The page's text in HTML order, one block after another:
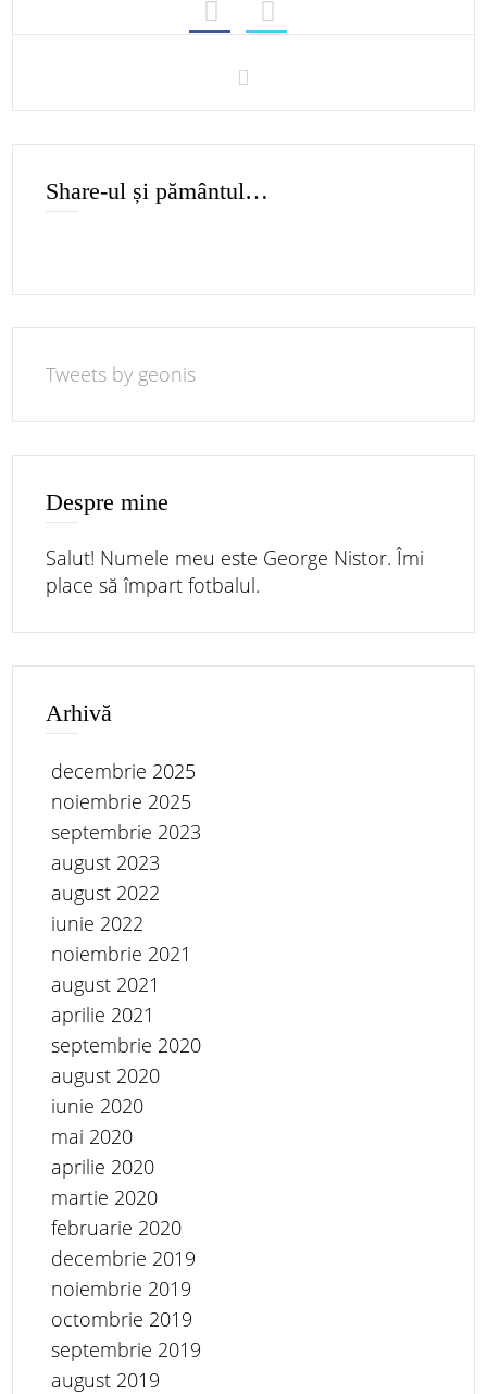
Share-ul și pământul…
Tweets by geonis
Despre mine
Salut! Numele meu este George Nistor. Îmi
place să împart fotbalul.
Arhivă
decembrie 2025
noiembrie 2025
septembrie 2023
august 2023
august 2022
iunie 2022
noiembrie 2021
august 2021
aprilie 2021
septembrie 2020
august 2020
iunie 2020
mai 2020
aprilie 2020
martie 2020
februarie 2020
decembrie 2019
noiembrie 2019
octombrie 2019
septembrie 2019
august 2019